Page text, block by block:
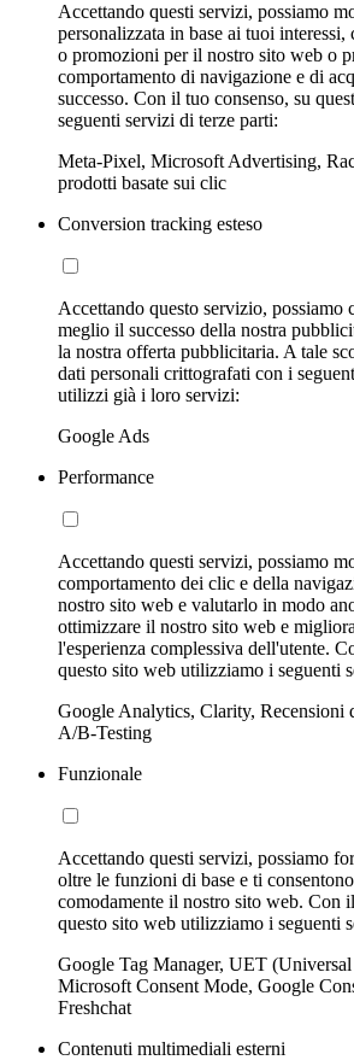
Accettando questi servizi, possiamo
personalizzata in base ai tuoi
o promozioni per il nostro sito web o
comportamento di navigazione e di
successo. Con il tuo consenso, su
seguenti servizi di terze parti:
Meta-Pixel, Microsoft Advertising,
prodotti basate sui clic
Conversion tracking esteso
Accettando questo servizio, possiamo
meglio il successo della nostra
la nostra offerta pubblicitaria. A tale
dati personali crittografati con i
utilizzi già i loro servizi:
Google Ads
Performance
Accettando questi servizi, possiamo
comportamento dei clic e della
nostro sito web e valutarlo in modo
ottimizzare il nostro sito web e
l'esperienza complessiva dell'utente.
questo sito web utilizziamo i seguenti
Google Analytics, Clarity, Recensioni
A/B-Testing
Funzionale
Accettando questi servizi, possiamo
oltre le funzioni di base e ti
comodamente il nostro sito web. Con
questo sito web utilizziamo i seguenti
Google Tag Manager, UET
Microsoft Consent Mode, Google
Freshchat
Contenuti multimediali esterni